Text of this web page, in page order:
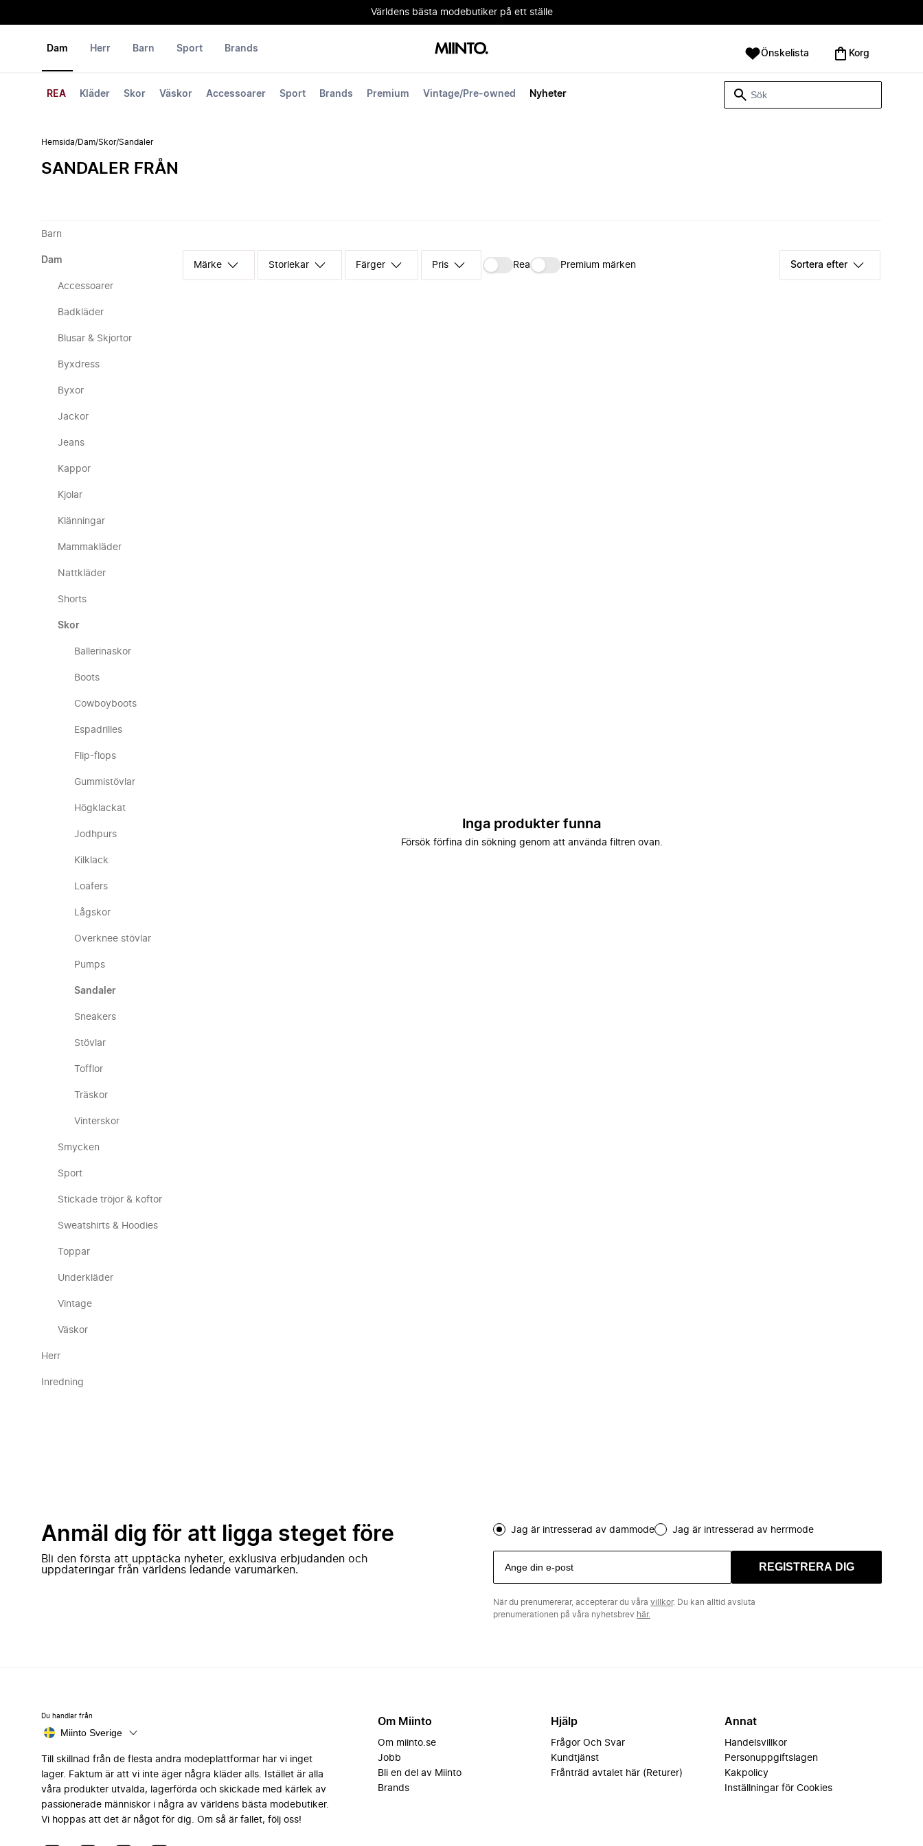
Världens bästa modebutiker på ett ställe
Dam
REA Kläder Skor Väskor Accessoarer Sport Brands Premium Vintage/Pre-owned Nyheter
Herr Barn Sport Brands Önskelista Korg
Hemsida/Dam/Skor/Sandaler
SANDALER FRÅN
Barn
Dam
Accessoarer
Badkläder
Blusar & Skjortor
Byxdress
Byxor
Jackor
Jeans
Kappor
Kjolar
Klänningar
Mammakläder
Nattkläder
Shorts
Skor
Ballerinaskor
Boots
Cowboyboots
Espadrilles
Flip-flops
Gummistövlar
Högklackat
Jodhpurs
Kilklack
Loafers
Lågskor
Overknee stövlar
Pumps
Sandaler
Sneakers
Stövlar
Tofflor
Träskor
Vinterskor
Smycken
Sport
Stickade tröjor & koftor
Sweatshirts & Hoodies
Toppar
Underkläder
Vintage
Väskor
Herr
Inredning
Märke Storlekar Färger Pris Rea Premium märken Sortera efter
Inga produkter funna
Försök förfina din sökning genom att använda filtren ovan.
Anmäl dig för att ligga steget före
Bli den första att upptäcka nyheter, exklusiva erbjudanden och
uppdateringar från världens ledande varumärken.
Jag är intresserad av dammode Jag är intresserad av herrmode
REGISTRERA DIG
När du prenumererar, accepterar du våra villkor. Du kan alltid avsluta
prenumerationen på våra nyhetsbrev här.
Du handlar från
Miinto Sverige
Till skillnad från de flesta andra modeplattformar har vi inget
lager. Faktum är att vi inte äger några kläder alls. Istället är alla
våra produkter utvalda, lagerförda och skickade med kärlek av
passionerade människor i några av världens bästa modebutiker.
Vi hoppas att det är något för dig. Om så är fallet, följ oss!
Om Miinto
Om miinto.se
Jobb
Bli en del av Miinto
Brands
Hjälp
Frågor Och Svar
Kundtjänst
Frånträd avtalet här (Returer)
Annat
Handelsvillkor
Personuppgiftslagen
Kakpolicy
Inställningar för Cookies